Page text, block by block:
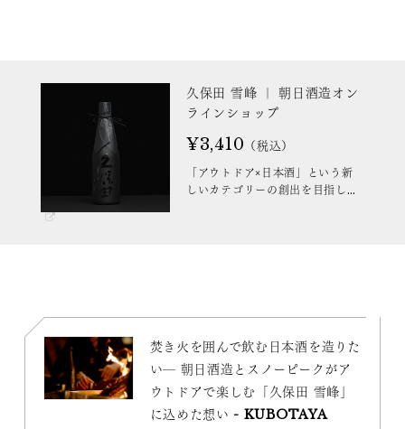
久保田 雪峰 ｜ 朝日酒造オン
ラインショップ
¥3,410 （税込）
「アウトドア×日本酒」という新
しいカテゴリーの創出を目指しス
焚き火を囲んで飲む日本酒を造りた
い─ 朝日酒造とスノーピークがア
ウトドアで楽しむ「久保田 雪峰」
に込めた想い - KUBOTAYA